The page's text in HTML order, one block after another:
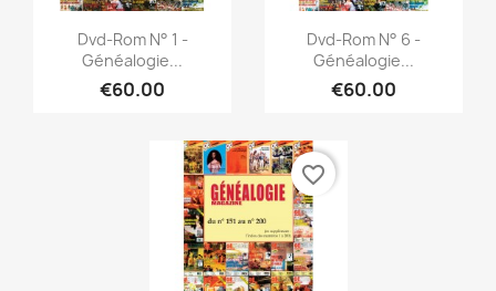
Quick view
Dvd-Rom N° 1 -
Généalogie...
€60.00
Quick view
Dvd-Rom N° 6 -
Généalogie...
€60.00
favorite_border